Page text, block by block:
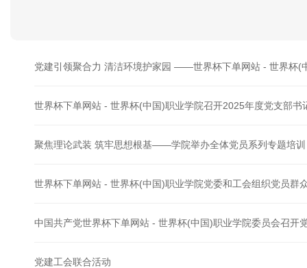
党建引领聚合力 清洁环境护家园 ——世界杯下单网站 - 世界杯(
世界杯下单网站 - 世界杯(中国)职业学院召开2025年度党支部书
聚焦理论武装 筑牢思想根基——学院举办全体党员系列专题培训
世界杯下单网站 - 世界杯(中国)职业学院党委和工会组织党员群
中国共产党世界杯下单网站 - 世界杯(中国)职业学院委员会召开
党建工会联合活动